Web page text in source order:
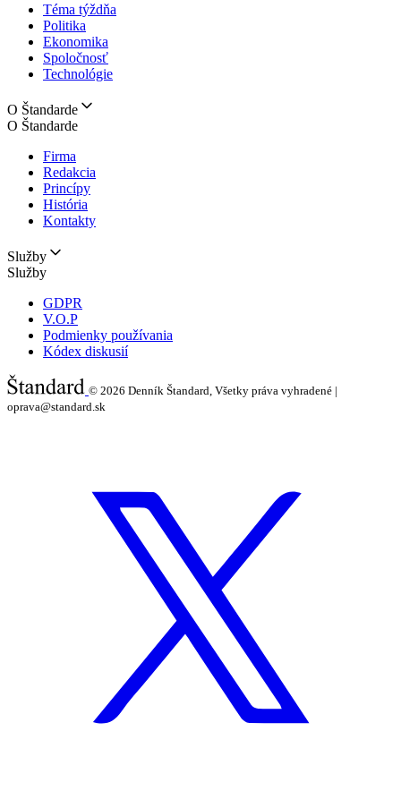
Téma týždňa
Politika
Ekonomika
Spoločnosť
Technológie
O Štandarde
O Štandarde
Firma
Redakcia
Princípy
História
Kontakty
Služby
Služby
GDPR
V.O.P
Podmienky používania
Kódex diskusií
© 2026 Denník Štandard, Všetky práva vyhradené |
oprava@standard.sk